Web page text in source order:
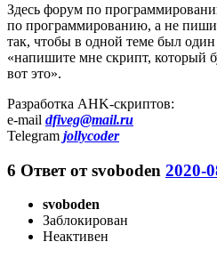
Здесь форум по
по программированию, а не
так, чтобы в одной теме был
«напишите мне скрипт, который
вот это».
Разработка AHK-скриптов:
e-mail dfiveg@mail.ru
Telegram jollycoder
6 Ответ отsvoboden 2020-
svoboden
Заблокирован
Неактивен